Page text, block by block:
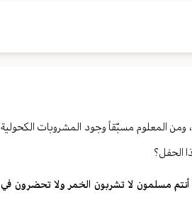
المعلوم مسبّقاً وجود المشروبات الكحولية
الحفل؟
مسلمون لا تشربون الخمر ولا تحضرون في